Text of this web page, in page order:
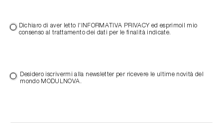
Dichiaro di aver letto l'INFORMATIVA PRIVACY ed esprimoil mio
consenso al trattamento dei dati per le finalità indicate.
Desidero iscrivermi alla newsletter per ricevere le ultime novità del
mondo MODULNOVA.